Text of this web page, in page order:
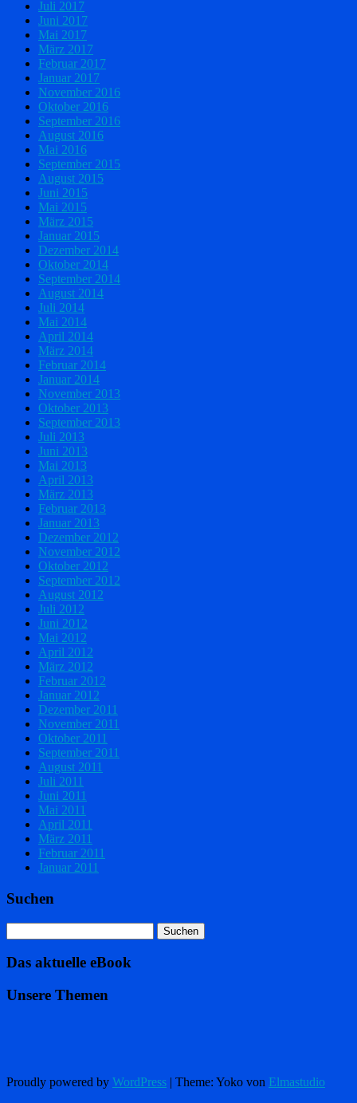
Juli 2017
Juni 2017
Mai 2017
März 2017
Februar 2017
Januar 2017
November 2016
Oktober 2016
September 2016
August 2016
Mai 2016
September 2015
August 2015
Juni 2015
Mai 2015
März 2015
Januar 2015
Dezember 2014
Oktober 2014
September 2014
August 2014
Juli 2014
Mai 2014
April 2014
März 2014
Februar 2014
Januar 2014
November 2013
Oktober 2013
September 2013
Juli 2013
Juni 2013
Mai 2013
April 2013
März 2013
Februar 2013
Januar 2013
Dezember 2012
November 2012
Oktober 2012
September 2012
August 2012
Juli 2012
Juni 2012
Mai 2012
April 2012
März 2012
Februar 2012
Januar 2012
Dezember 2011
November 2011
Oktober 2011
September 2011
August 2011
Juli 2011
Juni 2011
Mai 2011
April 2011
März 2011
Februar 2011
Januar 2011
Suchen
Das aktuelle eBook
Unsere Themen
Proudly powered by WordPress | Theme: Yoko von Elmastudio